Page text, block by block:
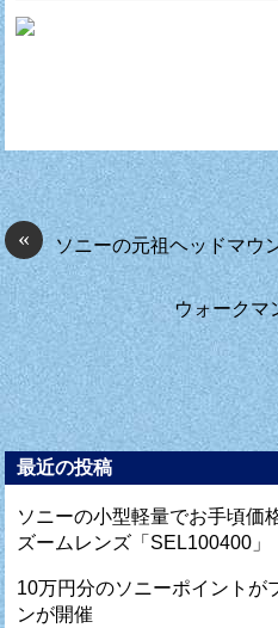
« ソニーの元祖ヘッドマウ
ウォークマ
最近の投稿
ソニーの小型軽量でお手頃価
ズームレンズ「SEL100400」
10万円分のソニーポイントが
ンが開催